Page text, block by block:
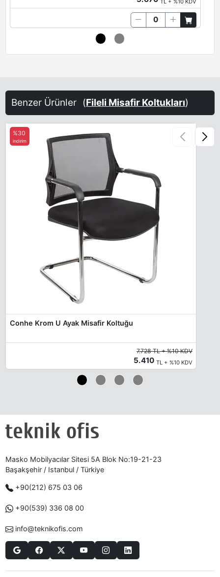
TL + %10 KDV
Benzer Ürünler (Fileli Misafir Koltukları)
Conhe Krom U Ayak Misafir Koltuğu
%30
indirim
7.728 TL + %10 KDV
5.410 TL + %10 KDV
Masko Mobilyacılar Sitesi 5A Blok No:19-21-23
Başakşehir / Istanbul / Türkiye
+90(212) 675 03 06
+90(539) 336 08 00
info@teknikofis.com